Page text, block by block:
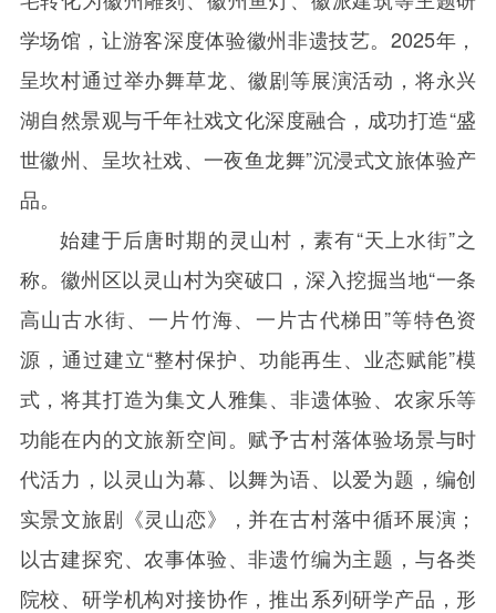
学场馆，让游客深度体验徽州非遗技艺。2025年，
呈坎村通过举办舞草龙、徽剧等展演活动，将永兴
湖自然景观与千年社戏文化深度融合，成功打造“盛
世徽州、呈坎社戏、一夜鱼龙舞”沉浸式文旅体验产
品。
始建于后唐时期的灵山村，素有“天上水街”之
称。徽州区以灵山村为突破口，深入挖掘当地“一条
高山古水街、一片竹海、一片古代梯田”等特色资
源，通过建立“整村保护、功能再生、业态赋能”模
式，将其打造为集文人雅集、非遗体验、农家乐等
功能在内的文旅新空间。赋予古村落体验场景与时
代活力，以灵山为幕、以舞为语、以爱为题，编创
实景文旅剧《灵山恋》，并在古村落中循环展演；
以古建探究、农事体验、非遗竹编为主题，与各类
院校、研学机构对接协作，推出系列研学产品，形